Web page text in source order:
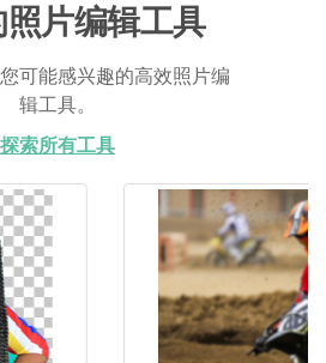
片编辑工具
可能感兴趣的高效照片编
辑工具。
探索所有工具